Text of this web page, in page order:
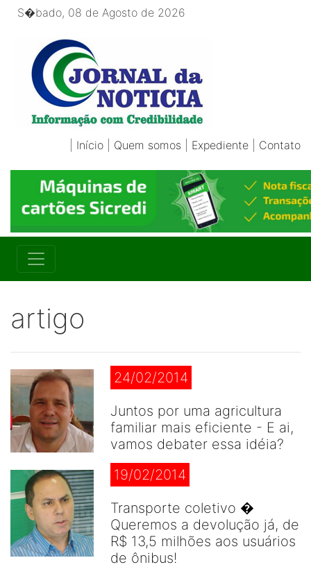
S�bado, 08 de Agosto de 2026
Início Quem somos Expediente Contato
artigo
24/02/2014
Juntos por uma agricultura
familiar mais eficiente - E ai,
vamos debater essa idéia?
19/02/2014
Transporte coletivo �
Queremos a devolução já, de
R$ 13,5 milhões aos usuários
de ônibus!